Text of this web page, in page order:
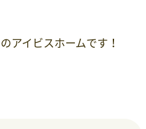
イビスホームです！